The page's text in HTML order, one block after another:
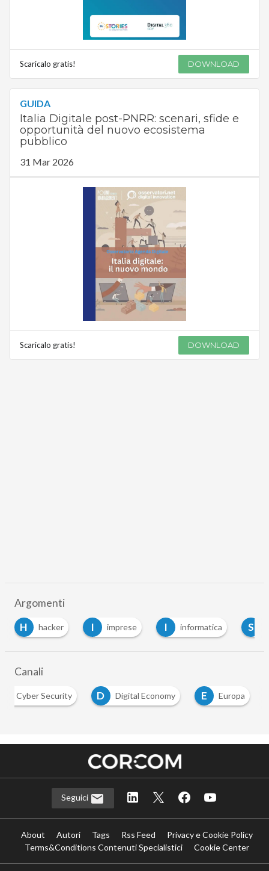
Scaricalo gratis! DOWNLOAD
GUIDA
Italia Digitale post-PNRR: scenari, sfide e
opportunità del nuovo ecosistema
pubblico
31 Mar 2026
Scaricalo gratis! DOWNLOAD
Argomenti
hacker imprese informatica
Canali
Cyber Security D Digital Economy E Europa
Seguici
About Autori Tags Rss Feed
Privacy e Cookie Policy
Terms&Conditions Contenuti Specialistici
Cookie Center